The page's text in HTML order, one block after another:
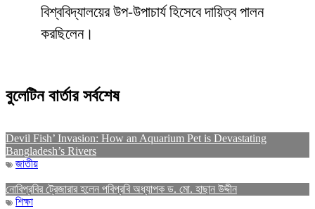
বিশ্ববিদ্যালয়ের উপ-উপাচার্য হিসেবে দায়িত্ব পালন
করছিলেন।
বুলেটিন বার্তার সর্বশেষ
Devil Fish’ Invasion: How an Aquarium Pet is Devastating
Bangladesh’s Rivers
জাতীয়
নোবিপ্রবির ট্রেজারার হলেন পবিপ্রবি অধ্যাপক ড. মো. হাছান উদ্দীন
শিক্ষা